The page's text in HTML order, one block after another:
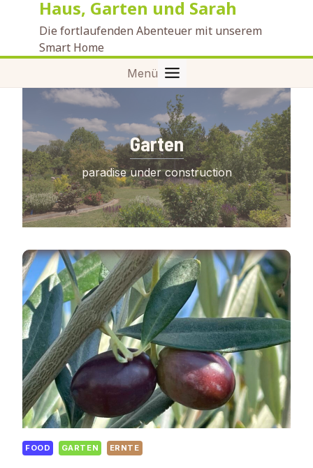
springen
Haus, Garten und Sarah
Die fortlaufenden Abenteuer mit unserem
Smart Home
Menü
Garten
paradise under construction
FOOD GARTEN ERNTE